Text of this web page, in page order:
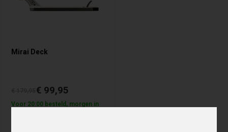
Mirai Deck
€ 99,95
Voor 20:00 besteld, morgen in